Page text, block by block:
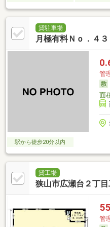
貸駐車場
月極有料Ｎｏ．４
管
面
駅から徒歩20分以内
貸工場
狭山市広瀬台２丁目
55
管